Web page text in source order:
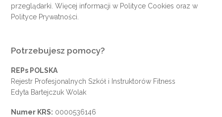
przeglądarki. Więcej informacji w Polityce Cookies oraz w
Polityce Prywatności
Potrzebujesz pomocy?
REPs POLSKA
Rejestr Profesjonalnych Szkół i Instruktorów Fitness
Edyta Bartejczuk Wolak
Numer KRS: 0000536146